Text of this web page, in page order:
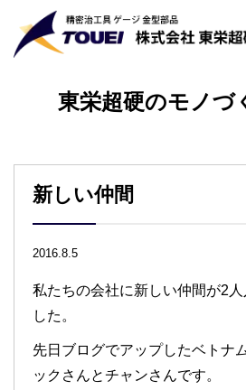
東栄超硬のモノづ
新しい仲間
2016.8.5
私たちの会社に新しい仲間が2人
した。
先日ブログでアップしたベトナ
ックさんとチャンさんです。